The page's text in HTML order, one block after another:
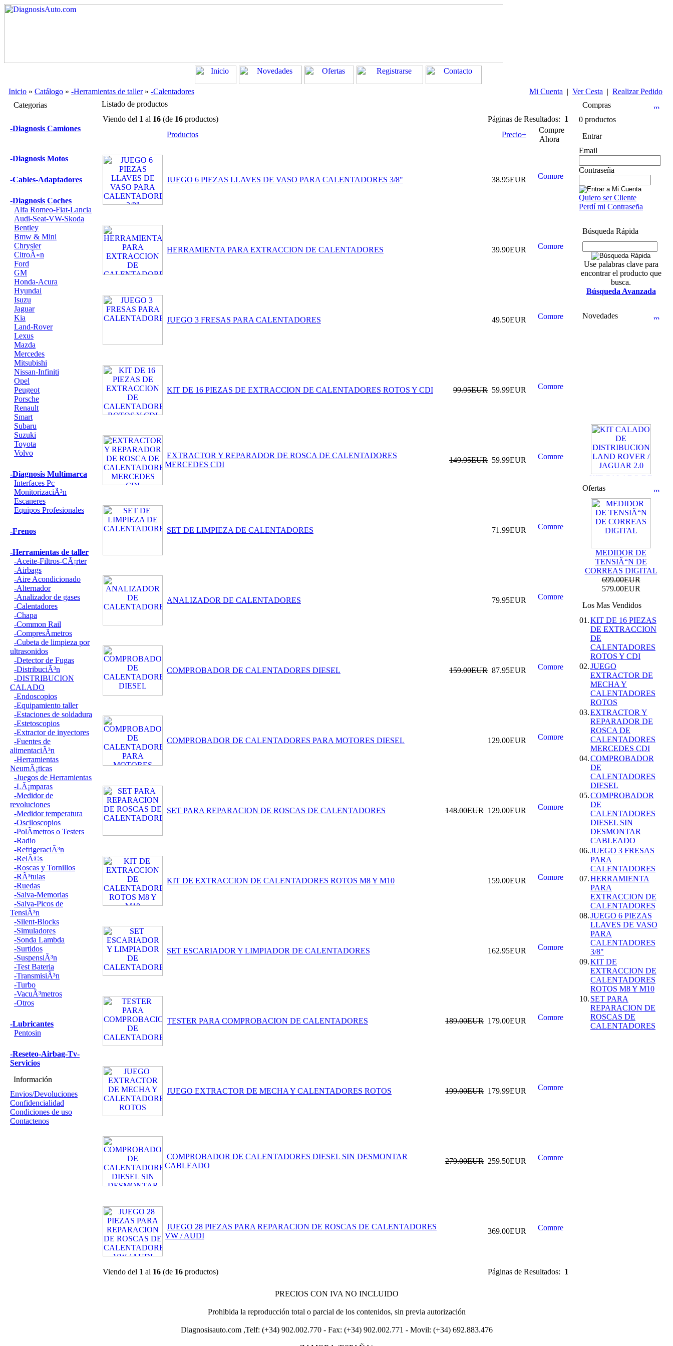
Inicio » Catálogo » -Herramientas de taller» -Calentadores Mi Cuenta | Ver Cesta | Realizar Pedido
Categorias
-Diagnosis Camiones
-Diagnosis Motos
-Cables-Adaptadores
-Diagnosis Coches
Alfa Romeo-Fiat-Lancia
Audi-Seat-VW-Skoda
Bentley
Bmw & Mini
Chrysler
CitroÃ«n
Ford
GM
Honda-Acura
Hyundai
Isuzu
Jaguar
Kia
Land-Rover
Lexus
Mazda
Mercedes
Mitsubishi
Nissan-Infiniti
Opel
Peugeot
Porsche
Renault
Smart
Subaru
Suzuki
Toyota
Volvo
-Diagnosis Multimarca
Interfaces Pc
MonitorizaciÃ³n
Escaneres
Equipos Profesionales
-Frenos
-Herramientas de taller
-Aceite-Filtros-CÃ¡rter
-Airbags
-Aire Acondicionado
-Alternador
-Analizador de gases
-Calentadores
-Chapa
-Common Rail
-CompresÃ­metros
-Cubeta de limpieza por
ultrasonidos
-Detector de Fugas
-DistribuciÃ³n
-DISTRIBUCION
CALADO
-Endoscopios
-Equipamiento taller
-Estaciones de soldadura
-Estetoscopios
-Extractor de inyectores
-Fuentes de
alimentaciÃ³n
-Herramientas
NeumÃ¡ticas
-Juegos de Herramientas
-LÃ¡mparas
-Medidor de
revoluciones
-Medidor temperatura
-Osciloscopios
-PolÃ­metros o Testers
-Radio
-RefrigeraciÃ³n
-RelÃ©s
-Roscas y Tornillos
-RÃ³tulas
-Ruedas
-Salva-Memorias
-Salva-Picos de
TensiÃ³n
-Silent-Blocks
-Simuladores
-Sonda Lambda
-Surtidos
-SuspensiÃ³n
-Test Bateria
-TransmisiÃ³n
-Turbo
-VacuÃ³metros
-Otros
-Lubricantes
Pentosin
-Reseteo-Airbag-Tv-
Servicios
Información
Envios/Devoluciones
Confidencialidad
Condiciones de uso
Contactenos
Listado de productos
Viendo del 1 al 16 (de 16 productos) Páginas de Resultados: 1
Productos
Precio+
Compre
Ahora
JUEGO 6 PIEZAS LLAVES DE VASO PARA CALENTADORES 3/8" 38.95EUR
HERRAMIENTA PARA EXTRACCION DE CALENTADORES 39.90EUR
JUEGO 3 FRESAS PARA CALENTADORES 49.50EUR
KIT DE 16 PIEZAS DE EXTRACCION DE CALENTADORES ROTOS Y CDI 99.95EUR 59.99EUR
EXTRACTOR Y REPARADOR DE ROSCA DE CALENTADORES
MERCEDES CDI
149.95EUR 59.99EUR
SET DE LIMPIEZA DE CALENTADORES 71.99EUR
ANALIZADOR DE CALENTADORES 79.95EUR
COMPROBADOR DE CALENTADORES DIESEL 159.00EUR 87.95EUR
COMPROBADOR DE CALENTADORES PARA MOTORES DIESEL 129.00EUR
SET PARA REPARACION DE ROSCAS DE CALENTADORES 148.00EUR 129.00EUR
KIT DE EXTRACCION DE CALENTADORES ROTOS M8 Y M10 159.00EUR
SET ESCARIADOR Y LIMPIADOR DE CALENTADORES 162.95EUR
TESTER PARA COMPROBACION DE CALENTADORES 189.00EUR 179.00EUR
JUEGO EXTRACTOR DE MECHA Y CALENTADORES ROTOS 199.00EUR 179.99EUR
COMPROBADOR DE CALENTADORES DIESEL SIN DESMONTAR
CABLEADO
279.00EUR 259.50EUR
JUEGO 28 PIEZAS PARA REPARACION DE ROSCAS DE CALENTADORES
VW / AUDI
369.00EUR
Viendo del 1 al 16 (de 16 productos) Páginas de Resultados: 1
Compras
0 productos
Entrar
Email
Contraseña
Quiero ser Cliente
Perdí mi Contraseña
Búsqueda Rápida
Use palabras clave para
encontrar el producto que
busca.
Búsqueda Avanzada
Novedades
KIT CALADO DE
LAND ROVER /
JAGUAR 2.0
69.99EUR
59.99EUR
---------
KIT DE CALADO
2.0L ECOBOOST
---------
ESCANER DE
DIAGNOSIS
MULTIMARCA
OBDII + O2 CAN-
BUS ESPAÃ‘OL
AUTEL AL529
155.99EUR
145.00EUR
---------
MEDIDOR DE
ESPESOR DE
CHAPA
29.99EUR
---------
COMPRESOR
MUELLES
HIDRAULICO 1
225.00EUR
---------
Ofertas
MEDIDOR DE
TENSIÃ“N DE
CORREAS DIGITAL
699.00EUR
579.00EUR
Los Mas Vendidos
01.KIT DE 16 PIEZAS
DE EXTRACCION
DE
CALENTADORES
ROTOS Y CDI
02.JUEGO
EXTRACTOR DE
MECHA Y
CALENTADORES
ROTOS
03.EXTRACTOR Y
REPARADOR DE
ROSCA DE
CALENTADORES
MERCEDES CDI
04.COMPROBADOR
DE
CALENTADORES
DIESEL
05.COMPROBADOR
DE
CALENTADORES
DIESEL SIN
DESMONTAR
CABLEADO
06.JUEGO 3 FRESAS
PARA
CALENTADORES
07.HERRAMIENTA
PARA
EXTRACCION DE
CALENTADORES
08.JUEGO 6 PIEZAS
LLAVES DE VASO
PARA
CALENTADORES
3/8"
09.KIT DE
EXTRACCION DE
CALENTADORES
ROTOS M8 Y M10
10. SET PARA
REPARACION DE
ROSCAS DE
CALENTADORES
PRECIOS CON IVA NO INCLUIDO
Prohibida la reproducción total o parcial de los contenidos, sin previa autorización
Diagnosisauto.com ,Telf: (+34) 902.002.770 - Fax: (+34) 902.002.771 - Movil: (+34) 692.883.476